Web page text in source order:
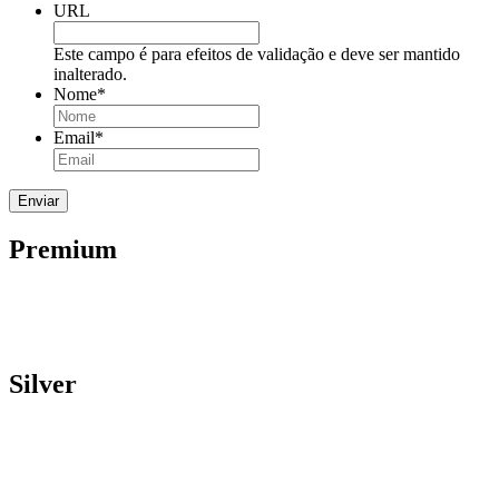
URL
Este campo é para efeitos de validação e deve ser mantido
inalterado.
Nome*
Email*
Premium
Silver